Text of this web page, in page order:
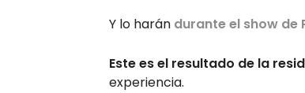
Y lo harán durante el show de
Este es el resultado de la
experiencia.